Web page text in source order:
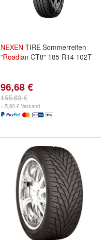
NEXEN TIRE Sommerreifen
"Roadian CT8" 185 R14 102T
96,68 €
155,63 €
+ 5,90 € Versand